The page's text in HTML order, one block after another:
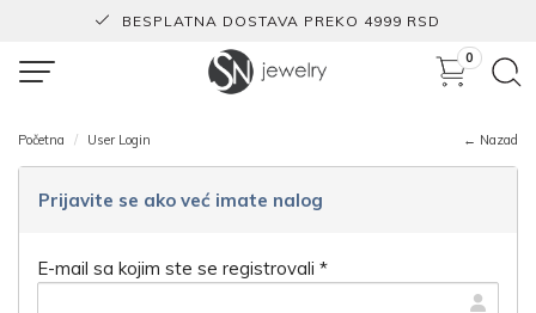
BESPLATNA DOSTAVA PREKO 4999 RSD
0
Početna User Login ← Nazad
Prijavite se ako već imate nalog
E-mail sa kojim ste se registrovali *